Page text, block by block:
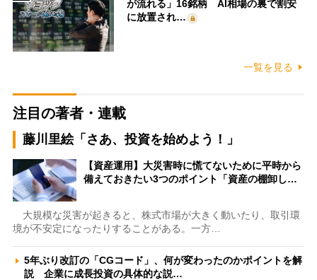
が流れる」16銘柄 AI相場の裏で割安
に放置され…
一覧を見る
注目の著者・連載
藤川里絵「さあ、投資を始めよう！」
【資産運用】大災害時に慌てないために平時から
備えておきたい3つのポイント「資産の棚卸し…
大規模な災害が起きると、株式市場が大きく動いたり、取引環
境が不安定になったりすることがある。一方…
5年ぶり改訂の「CGコード」、何が変わったのかポイントを解
説 企業に成長投資の具体的な説…